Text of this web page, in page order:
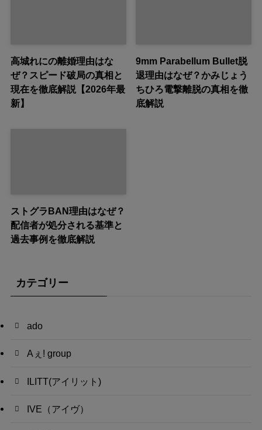
高城れにの離婚理由はな
ぜ？スピード破局の真相と
現在を徹底解説【2026年最
新】
9mm Parabellum Bullet脱
退理由はなぜ？かみじょう
ちひろ電撃離脱の真相を徹
底解説
ストグラBAN理由はなぜ？
配信者が処分される基準と
過去事例を徹底解説
カテゴリー
ado
Aぇ! group
ILITT(アイリット)
IVE（アイヴ）